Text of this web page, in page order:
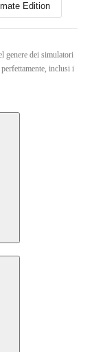
Edition
genere dei simulatori
inclusi i